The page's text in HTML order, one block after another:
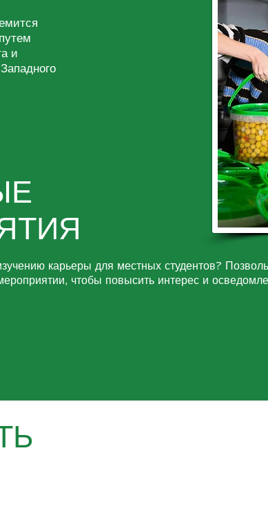
и
карьеры для местных студентов?
чтобы повысить интерес и